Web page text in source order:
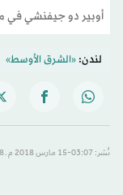
أوبير دو جيفنشي في مشغله
لندن:«الشرق الأوسط»
نُشر: 03:07-15 مارس 2018 م ـ 28 جمادى الآخرة 1439 هـ